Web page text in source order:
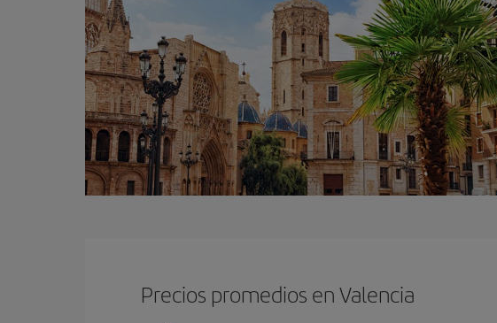
Precios promedios en Valencia